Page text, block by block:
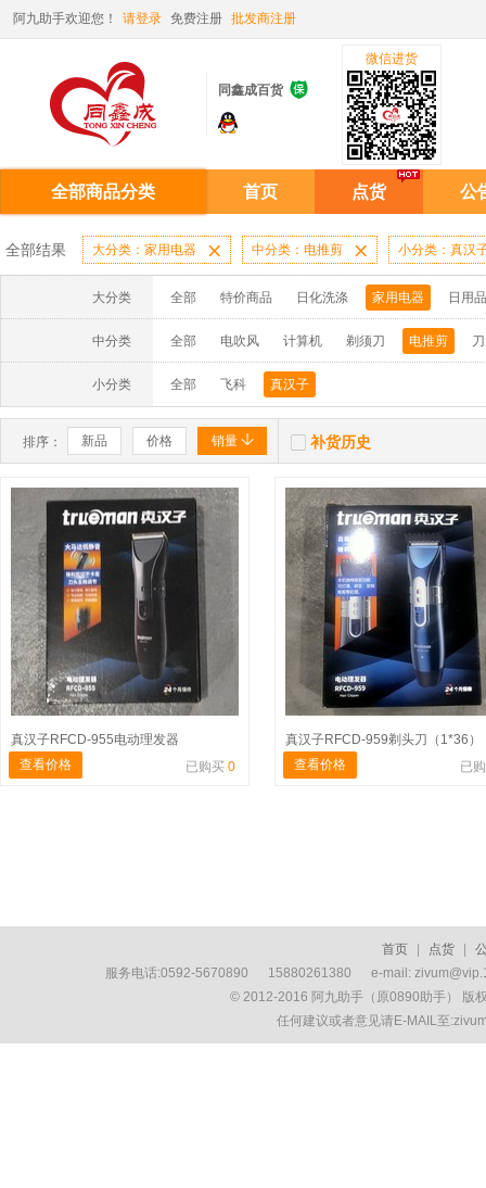
阿九助手欢迎您！ 请登录 免费注册 批发商注册
同鑫成百货 
微信进货
全部商品分类 首页 点货 公
全部结果 大分类：家用电器  中分类：电推剪  小分类：真汉
大分类 全部 特价商品 日化洗涤 家用电器 日用品
中分类 全部 电吹风 计算机 剃须刀 电推剪
小分类 全部 飞科 真汉子
排序： 新品 价格 销量   补货历史
真汉子RFCD-955电动理发器
查看价格
已购买 0
真汉子RFCD-959剃头刀（1*36）
查看价格
已
首页 点货
服务电话:0592-5670890 15880261380 e-mail:
© 2012-2016 阿九助手（原0890助手） 版
任何建议或者意见请E-MAIL至